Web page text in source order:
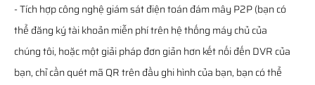
- Tích hợp công nghệ giám sát điện toán đám mây P2P (bạn có
thể đăng ký tài khoản miễn phí trên hệ thống máy chủ của
chúng tôi, hoặc một giải pháp đơn giản hơn kết nối đến DVR của
bạn, chỉ cần quét mã QR trên đầu ghi hình của bạn, bạn có thể